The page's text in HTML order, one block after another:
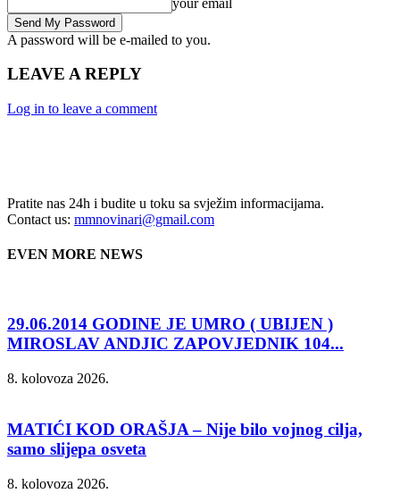
A password will be e-mailed to you.
LEAVE A REPLY
Log in to leave a comment
Pratite nas 24h i budite u toku sa svježim informacijama.
Contact us: mmnovinari@gmail.com
EVEN MORE NEWS
29.06.2014 GODINE JE UMRO ( UBIJEN )
MIROSLAV ANDJIC ZAPOVJEDNIK 104...
8. kolovoza 2026.
MATIĆI KOD ORAŠJA – Nije bilo vojnog cilja,
samo slijepa osveta
8. kolovoza 2026.